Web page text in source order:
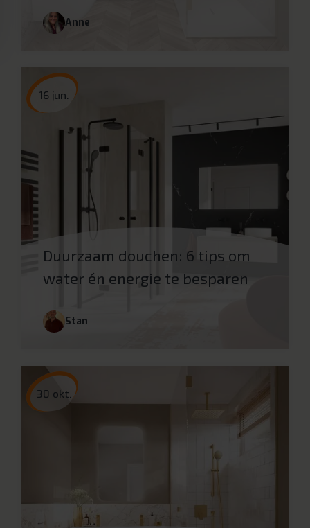
Anne
16 jun.
Duurzaam douchen: 6 tips om
water én energie te besparen
Stan
30 okt.